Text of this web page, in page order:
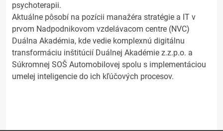
psychoterapii.
Aktuálne pôsobí na pozícii manažéra stratégie a IT v
prvom Nadpodnikovom vzdelávacom centre (NVC)
Duálna Akadémia, kde vedie komplexnú digitálnu
transformáciu inštitúcií Duálnej Akadémie z.z.p.o. a
Súkromnej SOŠ Automobilovej spolu s implementáciou
umelej inteligencie do ich kľúčových procesov.